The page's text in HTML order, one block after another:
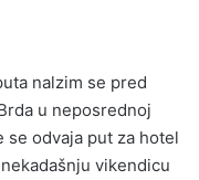
nalzim se pred
u neposrednoj
se odvaja put za hotel
vikendicu